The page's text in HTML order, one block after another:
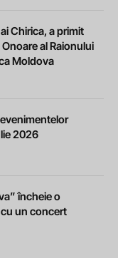
Chirica, a primit
al Raionului
Moldova
2026
încheie o
un concert